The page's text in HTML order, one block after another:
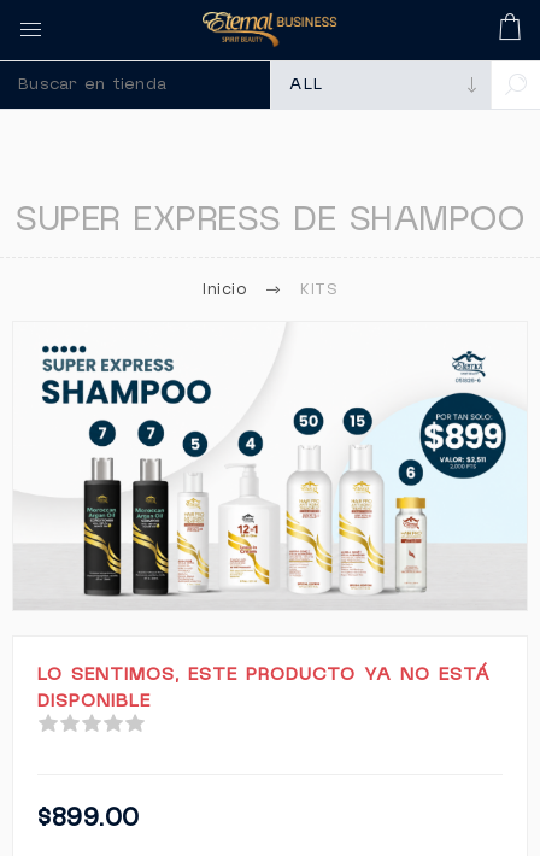
🚀 Recuerda
SUPER EXPRESS DE SHAMPOO
Inicio KITS
LO SENTIMOS, ESTE PRODUCTO YA NO ESTÁ
DISPONIBLE
$899.00